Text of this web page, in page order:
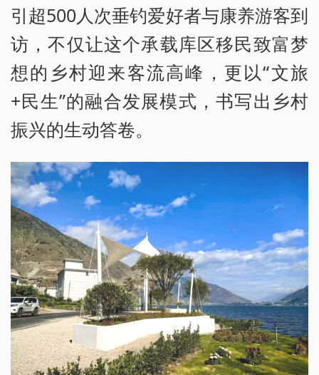
引超500人次垂钓爱好者与康养游客到
访，不仅让这个承载库区移民致富梦
想的乡村迎来客流高峰，更以“文旅
+民生”的融合发展模式，书写出乡村
振兴的生动答卷。